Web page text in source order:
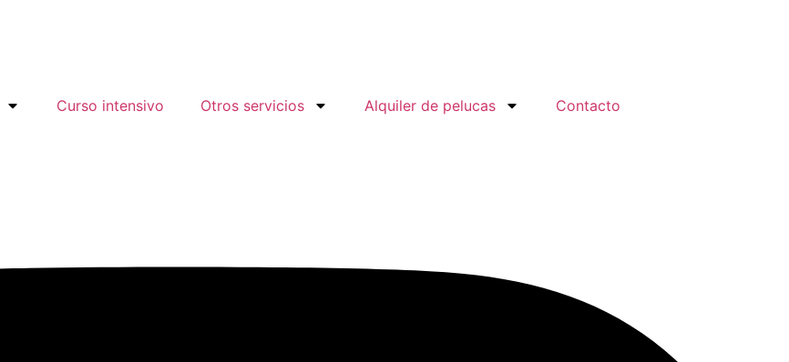
Curso intensivo Otros servicios Alquiler de pelucas Contacto